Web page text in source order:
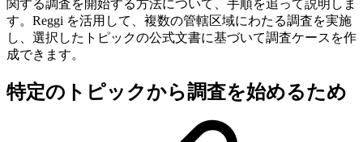
関する調査を開始する方法について、手順を追って説明しま
す。Reggi を活用して、複数の管轄区域にわたる調査を実施
し、選択したトピックの公式文書に基づいて調査ケースを作
成できます。
特定のトピックから調査を始めるため